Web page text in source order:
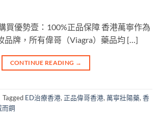
買優勢壹：100%正品保障 香港萬寧作為
品牌，所有偉哥（Viagra）藥品均 […]
CONTINUE READING →
Tagged ED治療香港, 正品偉哥香港, 萬寧壯陽藥, 香
而鋼